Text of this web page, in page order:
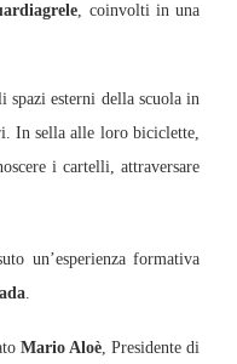
, coinvolti in una
esterni della scuola in
In sella alle loro biciclette,
i cartelli, attraversare
un’esperienza formativa
.
Mario Aloè, Presidente di